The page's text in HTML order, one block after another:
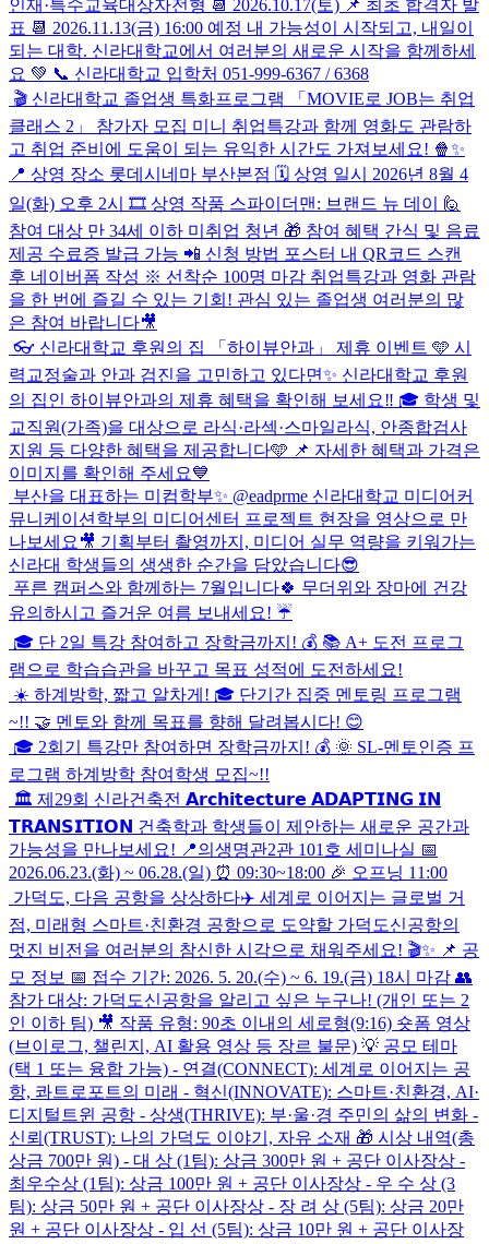
인재·특수교육대상자전형 📆 2026.10.17(토) 📌 최초 합격자 발
표 📆 2026.11.13(금) 16:00 예정 내 가능성이 시작되고, 내일이
되는 대학. 신라대학교에서 여러분의 새로운 시작을 함께하세
요 💚 📞 신라대학교 입학처 051-999-6367 / 6368
🎬 신라대학교 졸업생 특화프로그램 「MOVIE로 JOB는 취업
클래스 2」 참가자 모집 미니 취업특강과 함께 영화도 관람하
고 취업 준비에 도움이 되는 유익한 시간도 가져보세요! 🍿✨
📍 상영 장소 롯데시네마 부산본점 🗓 상영 일시 2026년 8월 4
일(화) 오후 2시 🎞 상영 작품 스파이더맨: 브랜드 뉴 데이 🙋
참여 대상 만 34세 이하 미취업 청년 🎁 참여 혜택 간식 및 음료
제공 수료증 발급 가능 📲 신청 방법 포스터 내 QR코드 스캔
후 네이버폼 작성 ※ 선착순 100명 마감 취업특강과 영화 관람
을 한 번에 즐길 수 있는 기회! 관심 있는 졸업생 여러분의 많
은 참여 바랍니다🎥
👓 신라대학교 후원의 집 「하이뷰안과」 제휴 이벤트 🩵 시
력교정술과 안과 검진을 고민하고 있다면✨ 신라대학교 후원
의 집인 하이뷰안과의 제휴 혜택을 확인해 보세요‼️ 🎓 학생 및
교직원(가족)을 대상으로 라식·라섹·스마일라식, 안종합검사
지원 등 다양한 혜택을 제공합니다🩵 📌 자세한 혜택과 가격은
이미지를 확인해 주세요💙
부산을 대표하는 미컴학부✨ @eadprme 신라대학교 미디어커
뮤니케이션학부의 미디어센터 프로젝트 현장을 영상으로 만
나보세요🎥 기획부터 촬영까지, 미디어 실무 역량을 키워가는
신라대 학생들의 생생한 순간을 담았습니다😎
푸른 캠퍼스와 함께하는 7월입니다🍀 무더위와 장마에 건강
유의하시고 즐거운 여름 보내세요! ☔
🎓 단 2일 특강 참여하고 장학금까지! 💰 📚 A+ 도전 프로그
램으로 학습습관을 바꾸고 목표 성적에 도전하세요!
☀️ 하계방학, 짧고 알차게! 🎓 단기간 집중 멘토링 프로그램
~!! 🤝 멘토와 함께 목표를 향해 달려봅시다! 😊
🎓 2회기 특강만 참여하면 장학금까지! 💰 🌞 SL-멘토인증 프
로그램 하계방학 참여학생 모집~!!
🏛️ 제29회 신라건축전 𝗔𝗿𝗰𝗵𝗶𝘁𝗲𝗰𝘁𝘂𝗿𝗲 𝗔𝗗𝗔𝗣𝗧𝗜𝗡𝗚 𝗜𝗡
𝗧𝗥𝗔𝗡𝗦𝗜𝗧𝗜𝗢𝗡 건축학과 학생들이 제안하는 새로운 공간과
가능성을 만나보세요! 📍의생명관2관 101호 세미나실 📅
2026.06.23.(화) ~ 06.28.(일) ⏰ 09:30~18:00 🎉 오프닝 11:00
가덕도, 다음 공항을 상상하다✈️ 세계로 이어지는 글로벌 거
점, 미래형 스마트·친환경 공항으로 도약할 가덕도신공항의
멋진 비전을 여러분의 참신한 시각으로 채워주세요! 🎬✨ 📌 공
모 정보 📅 접수 기간: 2026. 5. 20.(수) ~ 6. 19.(금) 18시 마감 👥
참가 대상: 가덕도신공항을 알리고 싶은 누구나! (개인 또는 2
인 이하 팀) 🎥 작품 유형: 90초 이내의 세로형(9:16) 숏폼 영상
(브이로그, 챌린지, AI 활용 영상 등 장르 불문) 💡 공모 테마
(택 1 또는 융합 가능) - 연결(CONNECT): 세계로 이어지는 공
항, 콰트로포트의 미래 - 혁신(INNOVATE): 스마트·친환경, AI·
디지털트윈 공항 - 상생(THRIVE): 부·울·경 주민의 삶의 변화 -
신뢰(TRUST): 나의 가덕도 이야기, 자유 소재 🎁 시상 내역(총
상금 700만 원) - 대 상 (1팀): 상금 300만 원 + 공단 이사장상 -
최우수상 (1팀): 상금 100만 원 + 공단 이사장상 - 우 수 상 (3
팀): 상금 50만 원 + 공단 이사장상 - 장 려 상 (5팀): 상금 20만
원 + 공단 이사장상 - 입 선 (5팀): 상금 10만 원 + 공단 이사장